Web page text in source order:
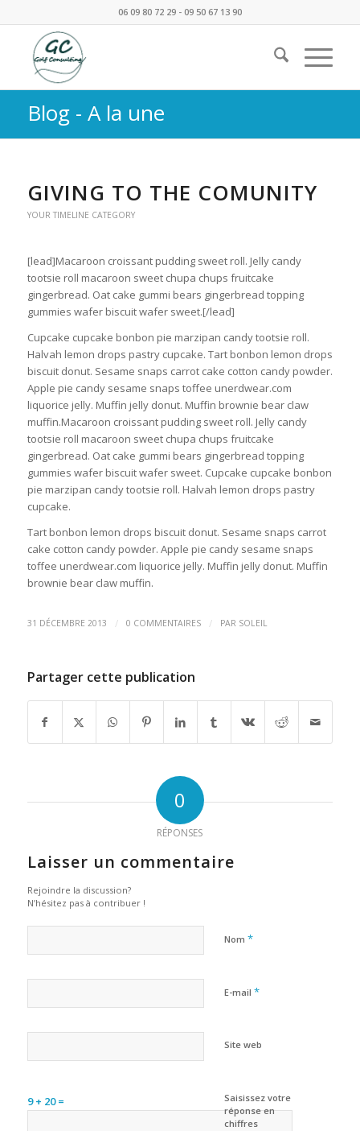
06 09 80 72 29 - 09 50 67 13 90
Blog - A la une
GIVING TO THE COMUNITY
YOUR TIMELINE CATEGORY
[lead]Macaroon croissant pudding sweet roll. Jelly candy
tootsie roll macaroon sweet chupa chups fruitcake
gingerbread. Oat cake gummi bears gingerbread topping
gummies wafer biscuit wafer sweet.[/lead]
Cupcake cupcake bonbon pie marzipan candy tootsie roll.
Halvah lemon drops pastry cupcake. Tart bonbon lemon drops
biscuit donut. Sesame snaps carrot cake cotton candy powder.
Apple pie candy sesame snaps toffee unerdwear.com
liquorice jelly. Muffin jelly donut. Muffin brownie bear claw
muffin.Macaroon croissant pudding sweet roll. Jelly candy
tootsie roll macaroon sweet chupa chups fruitcake
gingerbread. Oat cake gummi bears gingerbread topping
gummies wafer biscuit wafer sweet. Cupcake cupcake bonbon
pie marzipan candy tootsie roll. Halvah lemon drops pastry
cupcake.
Tart bonbon lemon drops biscuit donut. Sesame snaps carrot
cake cotton candy powder. Apple pie candy sesame snaps
toffee unerdwear.com liquorice jelly. Muffin jelly donut. Muffin
brownie bear claw muffin.
31 DÉCEMBRE 2013 / 0 COMMENTAIRES / PAR SOLEIL
Partager cette publication
0
RÉPONSES
Laisser un commentaire
Rejoindre la discussion?
N’hésitez pas à contribuer !
Nom *
E-mail *
Site web
Saisissez votre
réponse en
chiffres
9 + 20 =